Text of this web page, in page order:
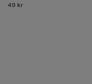
49 kr